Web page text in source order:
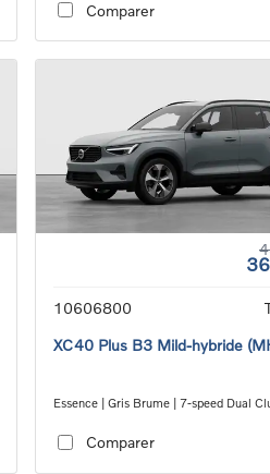
Comparer
10606800
XC40 Plus B3 Mild-hybride
Essence | Gris Brume | 7-speed Dual
Comparer